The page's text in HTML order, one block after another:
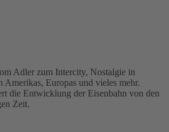
Adler zum Intercity, Nostalgie in
Amerikas, Europas und vieles mehr.
die Entwicklung der Eisenbahn von den
Zeit.